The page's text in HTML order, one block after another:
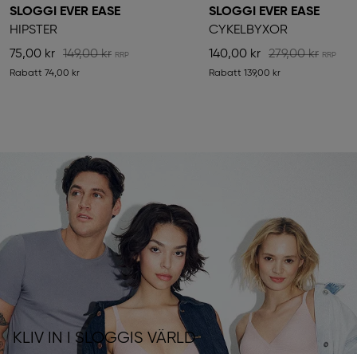
SLOGGI EVER EASE
HIPSTER
75,00 kr
149,00 kr
Rabatt 74,00 kr
SLOGGI EVER EASE
CYKELBYXOR
140,00 kr
279,00 kr
Rabatt 139,00 kr
KLIV IN I SLOGGIS VÄRLD